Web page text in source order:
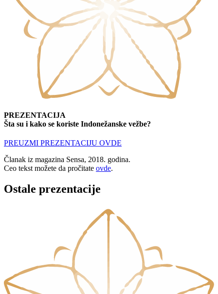
PREZENTACIJA
Šta su i kako se koriste Indonežanske vežbe?
PREUZMI PREZENTACIJU OVDE
Članak iz magazina Sensa, 2018. godina.
Ceo tekst možete da pročitate ovde.
Ostale prezentacije